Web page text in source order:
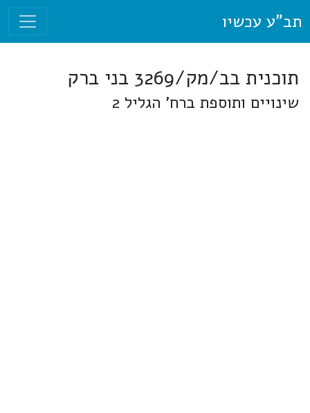
תב"ע עכשיו
תוכנית בב/מק/3269 בני ברק
שינויים ותוספת ברח' הגליל 2